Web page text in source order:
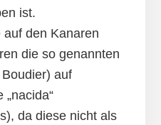
ist.
den Kanaren
die so genannten
Boudier) auf
da diese nicht als